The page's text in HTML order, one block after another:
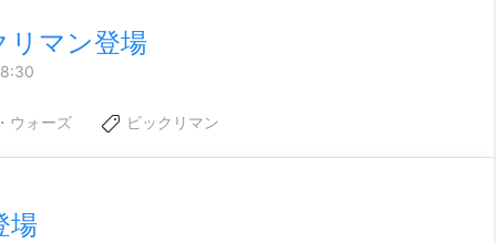
リマン登場
ウォーズ ビックリマン
場